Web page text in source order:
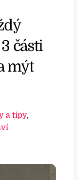
části
mýt
a tipy,